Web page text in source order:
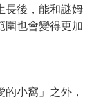
長後，能和謎姆
圍也會變得更加
小窩」之外，